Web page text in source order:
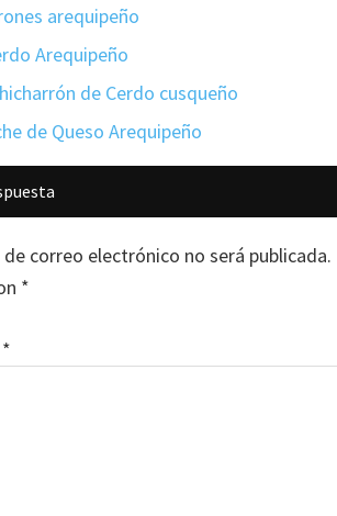
arequipeño
Arequipeño
de Cerdo cusqueño
de Queso Arequipeño
correo electrónico no será publicada.
*
*